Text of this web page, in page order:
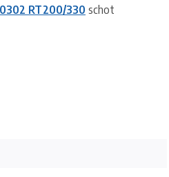
RT200/330 schot